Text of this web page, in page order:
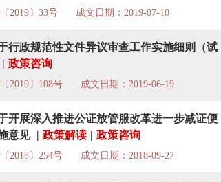
2019〕33号 成文日期：2019-07-10
行政规范性文件异议审查工作实施细则（试
| 政策咨询
2019〕108号 成文日期：2019-06-19
开展深入推进公证放管服改革进一步减证便
意见 | 政策解读 | 政策咨询
2018〕254号 成文日期：2018-09-27